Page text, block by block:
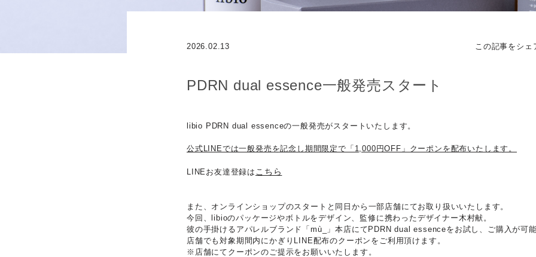
2026.02.13 この記事をシェ
PDRN dual essence一般発売スタート
libio PDRN dual essenceの一般発売がスタートいたします。
公式LINEでは一般発売を記念し期間限定で「1,000円OFF」クーポンを配布いたします。
LINEお友達登録は こちら
また、オンラインショップのスタートと同日から一部店舗にてお取り扱いいたします。
今回、libioのパッケージやボトルをデザイン、監修に携わったデザイナー木村献。
彼の手掛けるアパレルブランド「mù_」本店にてPDRN dual essenceをお試し、ご購入が可能
店舗でも対象期間内にかぎりLINE配布のクーポンをご利用頂けます。
※店舗にてクーポンのご提示をお願いいたします。